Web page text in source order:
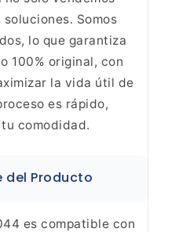
Somos
lo que garantiza
100% original, con
la vida útil de
es rápido,
comodidad.
del Producto
es compatible con